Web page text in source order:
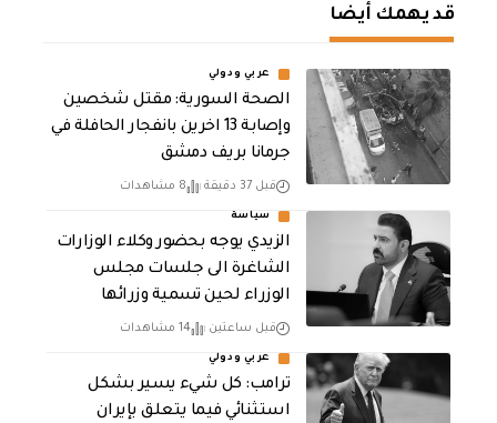
قد يهمك أيضا
عربي ودولي
الصحة السورية: مقتل شخصين
وإصابة 13 اخرين بانفجار الحافلة في
جرمانا بريف دمشق
قبل 37 دقيقة 8 مشاهدات
سياسة
الزيدي يوجه بحضور وكلاء الوزارات
الشاغرة الى جلسات مجلس
الوزراء لحين تسمية وزرائها
قبل ساعتين 14 مشاهدات
عربي ودولي
ترامب: كل شيء يسير بشكل
استثنائي فيما يتعلق بإيران